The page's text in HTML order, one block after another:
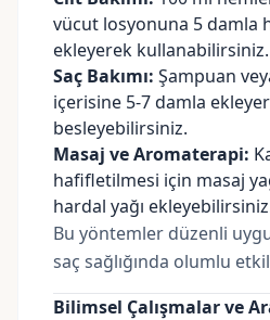
vücut losyonuna 5 damla
ekleyerek kullanabilirsiniz.
Saç Bakımı: Şampuan
içerisine 5-7 damla
besleyebilirsiniz.
Masaj ve Aromaterapi:
hafifletilmesi için masaj
hardal yağı
Bu yöntemler düzenli
saç sağlığında olumlu
Bilimsel Çalışmalar ve